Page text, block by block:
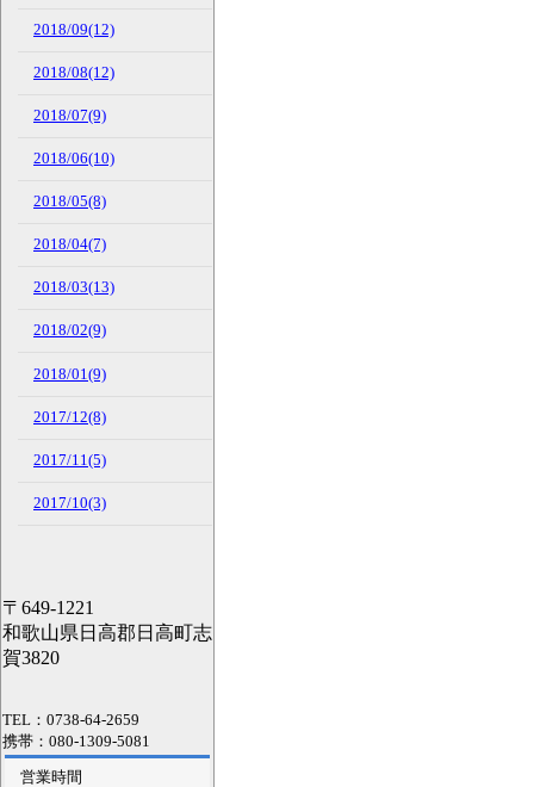
2018/09(12)
2018/08(12)
2018/07(9)
2018/06(10)
2018/05(8)
2018/04(7)
2018/03(13)
2018/02(9)
2018/01(9)
2017/12(8)
2017/11(5)
2017/10(3)
〒649-1221
和歌山県日高郡日高町志
賀3820
TEL：0738-64-2659
携帯：080-1309-5081
営業時間